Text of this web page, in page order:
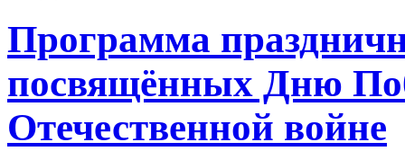
Программа
посвящённых Дню
Отечественной войне